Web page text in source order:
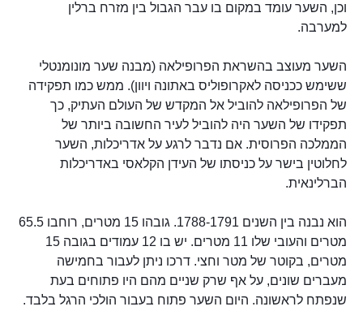
וכן, השער עומד במקום בו עבר הגבול בין מזרח ברלין
למערבה.
השער מעוצב בהשראת הפרופילאה (מבנה שער מונומנטלי
ששימש ככניסה לאקרופוליס באתונה ויוון). ממש כמו תפקידה
של הפרופילאה להוביל אל המקדש של העולם העתיק, כך
תפקידו של השער היה להוביל לעיר החשובה ביותר של
הממלכה הפרוסית. אם נדבר לרגע על אדריכלות, השער
לחלוטין בישר על כניסתו של העידן הקלאסי באדריכלות
הברלינאית.
הוא נבנה בין השנים 1788-1791. גובהו 15 מטרים, רוחבו 65.5
מטרים והעובי שלו 11 מטרים. יש בו 12 עמודים בגובה 15
מטרים, בקוטר של מטר וחצי. דרכו ניתן לעבור בחמישה
מעברים שונים, על אף שרק שניים מהם היו פתוחים בעת
שנפתח לראשונה. היום השער פתוח בעבור הולכי הרגל בלבד.